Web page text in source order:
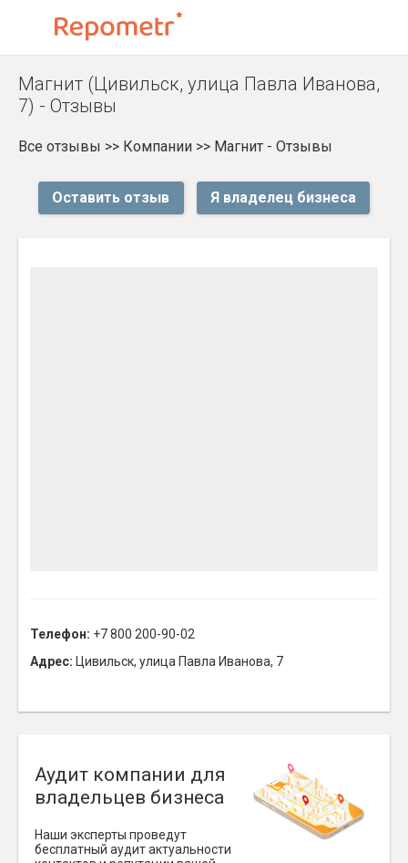
Магнит (Цивильск, улица Павла Иванова,
7) - Отзывы
Все отзывы >> Компании >> Магнит - Отзывы
Оставить отзыв Я владелец бизнеса
Телефон: +7 800 200-90-02
Адрес: Цивильск, улица Павла Иванова, 7
Аудит компании для
владельцев бизнеса
Наши эксперты проведут
бесплатный аудит актуальности